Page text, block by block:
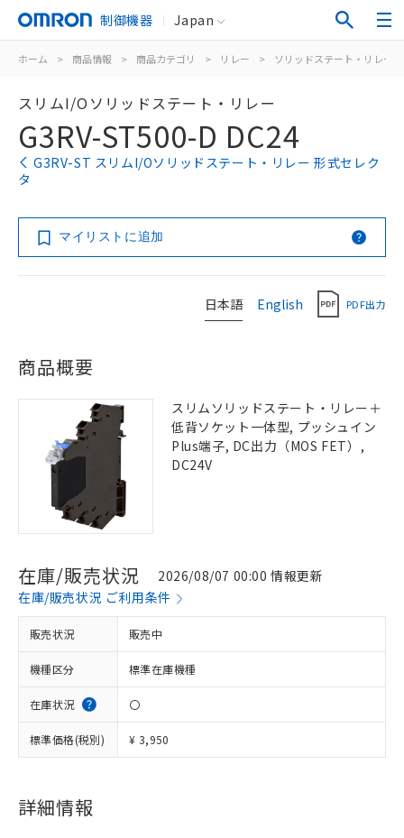
制御機器 Japan
ホーム > 商品情報 > 商品カテゴリ > リレー > ソリッドステート・リレー
スリムI/Oソリッドステート・リレー
G3RV-ST500-D DC24
G3RV-ST スリムI/Oソリッドステート・リレー 形式セレク
タ
マイリストに追加
日本語 English PDF出力
商品概要
スリムソリッドステート・リレー＋
低背ソケット一体型, プッシュイン
Plus端子, DC出力（MOS FET）,
DC24V
在庫/販売状況
2026/08/07 00:00 情報更新
在庫/販売状況 ご利用条件
販売状況 販売中
機種区分 標準在庫機種
在庫状況 〇
標準価格(税別) ¥ 3,950
詳細情報